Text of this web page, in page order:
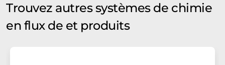
Trouvez autres systèmes de chimie
en flux de et produits